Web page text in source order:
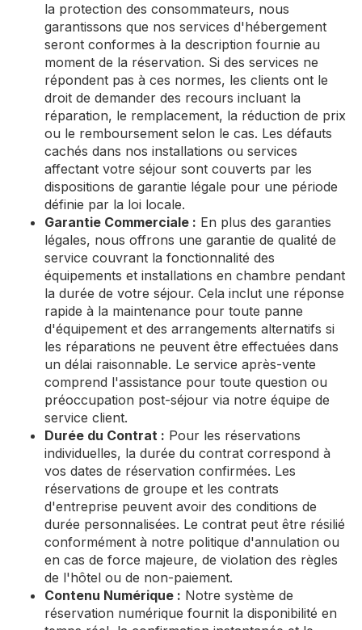
la protection des consommateurs, nous
garantissons que nos services d'hébergement
seront conformes à la description fournie au
moment de la réservation. Si des services ne
répondent pas à ces normes, les clients ont le
droit de demander des recours incluant la
réparation, le remplacement, la réduction de prix
ou le remboursement selon le cas. Les défauts
cachés dans nos installations ou services
affectant votre séjour sont couverts par les
dispositions de garantie légale pour une période
définie par la loi locale.
Garantie Commerciale : En plus des garanties
légales, nous offrons une garantie de qualité de
service couvrant la fonctionnalité des
équipements et installations en chambre pendant
la durée de votre séjour. Cela inclut une réponse
rapide à la maintenance pour toute panne
d'équipement et des arrangements alternatifs si
les réparations ne peuvent être effectuées dans
un délai raisonnable. Le service après-vente
comprend l'assistance pour toute question ou
préoccupation post-séjour via notre équipe de
service client.
Durée du Contrat : Pour les réservations
individuelles, la durée du contrat correspond à
vos dates de réservation confirmées. Les
réservations de groupe et les contrats
d'entreprise peuvent avoir des conditions de
durée personnalisées. Le contrat peut être résilié
conformément à notre politique d'annulation ou
en cas de force majeure, de violation des règles
de l'hôtel ou de non-paiement.
Contenu Numérique : Notre système de
réservation numérique fournit la disponibilité en